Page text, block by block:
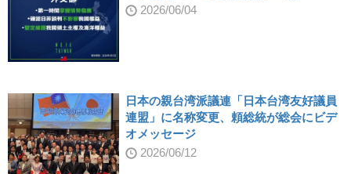
2026/06/04
日本の親台湾派議連「日本台湾友好議員
連盟」に名称変更、頼総統が総会にビデ
オメッセージ
2026/06/12